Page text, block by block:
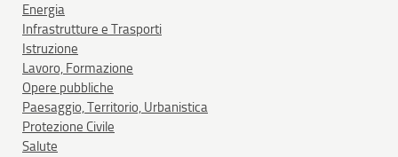
Energia
Infrastrutture e Trasporti
Istruzione
Lavoro, Formazione
Opere pubbliche
Paesaggio, Territorio, Urbanistica
Protezione Civile
Salute